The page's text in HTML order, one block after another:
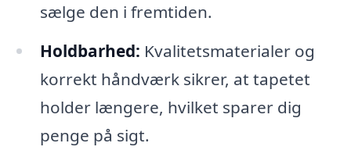
sælge den i fremtiden.
Holdbarhed: Kvalitetsmaterialer og
korrekt håndværk sikrer, at tapetet
holder længere, hvilket sparer dig
penge på sigt.